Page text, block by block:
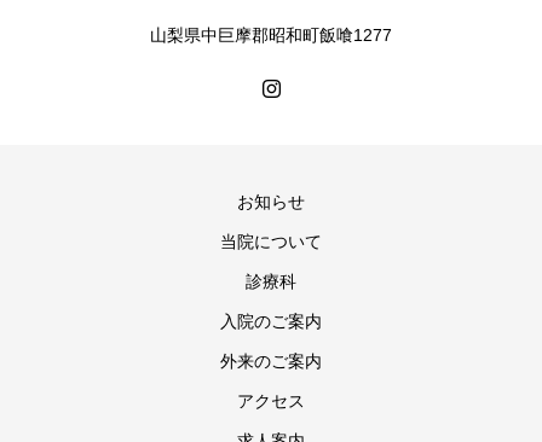
山梨県中巨摩郡昭和町飯喰1277
お知らせ
当院について
診療科
入院のご案内
外来のご案内
アクセス